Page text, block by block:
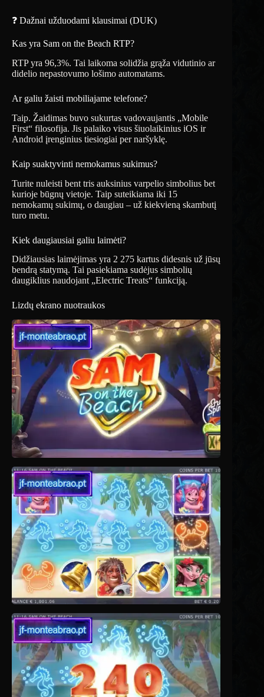
❓ Dažnai užduodami klausimai (DUK)
Kas yra Sam on the Beach RTP?
RTP yra 96,3%. Tai laikoma solidžia grąža vidutinio ar
didelio nepastovumo lošimo automatams.
Ar galiu žaisti mobiliajame telefone?
Taip. Žaidimas buvo sukurtas vadovaujantis „Mobile
First“ filosofija. Jis palaiko visus šiuolaikinius iOS ir
Android įrenginius tiesiogiai per naršyklę.
Kaip suaktyvinti nemokamus sukimus?
Turite nuleisti bent tris auksinius varpelio simbolius bet
kurioje būgnų vietoje. Taip suteikiama iki 15
nemokamų sukimų, o daugiau – už kiekvieną skambutį
turo metu.
Kiek daugiausiai galiu laimėti?
Didžiausias laimėjimas yra 2 275 kartus didesnis už jūsų
bendrą statymą. Tai pasiekiama sudėjus simbolių
daugiklius naudojant „Electric Treats“ funkciją.
Lizdų ekrano nuotraukos